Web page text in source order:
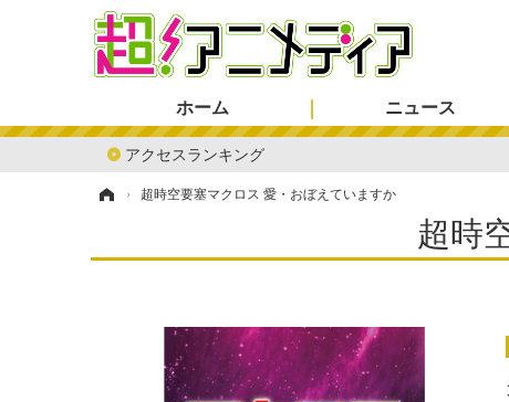
ホーム
アクセスランキング
ニュース
› 超時空要塞マクロス 愛・おぼえていますか
超時